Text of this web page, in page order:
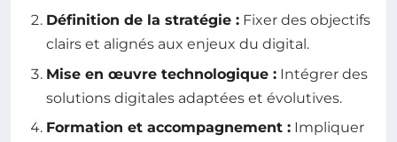
Définition de la stratégie : Fixer des objectifs
clairs et alignés aux enjeux du digital.
Mise en œuvre technologique : Intégrer des
solutions digitales adaptées et évolutives.
Formation et accompagnement : Impliquer